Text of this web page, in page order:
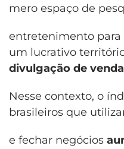
mero espaço de
entretenimento
um lucrativo
divulgação de
Nesse contexto, o
brasileiros que
e fechar negócios